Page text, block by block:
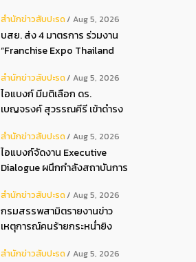
สํานักข่าวสับปะรด Aug 5, 2026
บสย. ส่ง 4 มาตรการ ร่วมงาน
“Franchise Expo Thailand
สํานักข่าวสับปะรด Aug 5, 2026
ไอแบงก์ มีมติเลือก ดร.
เบญจรงค์ สุวรรณคีรี เข้าดำรง
การประชุมวิสามัญผู้ถือหุ้น ครั้ง
ที่ 22569
สํานักข่าวสับปะรด Aug 5, 2026
ไอแบงก์จัดงาน Executive
Dialogue ผนึกกำลังสถาบันการ
ถ่ายทอดประสบการณ์กว่า 40 ปี
เตรียมความพร้อมองค์กรสู่การ
เป็นธนาคารอิสลามแห่งอนาคต
สํานักข่าวสับปะรด Aug 5, 2026
กรมสรรพสามิตรายงานข่าว
เหตุการณ์คนร้ายกระหน่ำยิง
ปัตตานี สาขามายอ
สํานักข่าวสับปะรด Aug 5, 2026